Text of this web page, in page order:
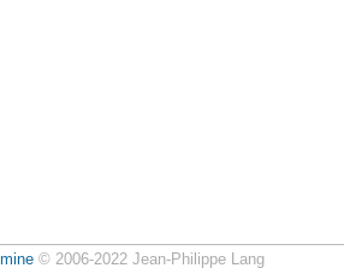
© 2006-2022 Jean-Philippe Lang